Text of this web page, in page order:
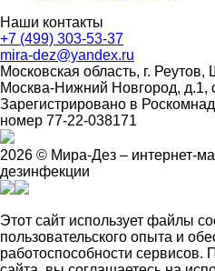
Наши контакты
+7 (499) 303-53-37
mira-dez@yandex.ru
Московская область, г.
Москва-Нижний Новгород, д.1,
Зарегистрировано в
номер 77-22-038171
2026 © Мира-Дез – интернет-
дезинфекции
Этот сайт использует файлы
пользовательского опыта и
работоспособности сервисов.